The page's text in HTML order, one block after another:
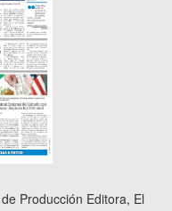
Producción Editora, El